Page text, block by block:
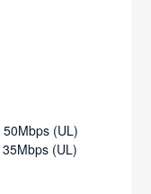
(UL)
(UL)